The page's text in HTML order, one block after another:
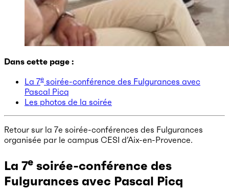
Dans cette page :
La 7e soirée-conférence des Fulgurances avec
Pascal Picq
Les photos de la soirée
Retour sur la 7e soirée-conférences des Fulgurances
organisée par le campus CESI d’Aix-en-Provence.
La 7e soirée-conférence des
Fulgurances avec Pascal Picq